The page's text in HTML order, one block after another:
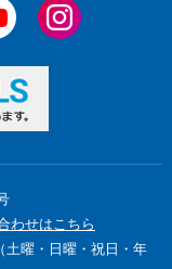
わせはこちら
土曜・日曜・祝日・年